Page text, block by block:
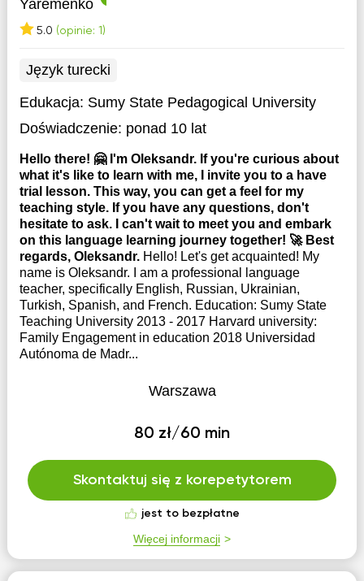
Yaremenko
5.0 (opinie: 1)
Język turecki
Edukacja: Sumy State Pedagogical University
Doświadczenie: ponad 10 lat
Hello there! 🤗 I'm Oleksandr. If you're curious about
what it's like to learn with me, I invite you to a have
trial lesson. This way, you can get a feel for my
teaching style. If you have any questions, don't
hesitate to ask. I can't wait to meet you and embark
on this language learning journey together! 🚀 Best
regards, Oleksandr. Hello! Let's get acquainted! My
name is Oleksandr. I am a professional language
teacher, specifically English, Russian, Ukrainian,
Turkish, Spanish, and French. Education: Sumy State
Teaching University 2013 - 2017 Harvard university:
Family Engagement in education 2018 Universidad
Autónoma de Madr...
Warszawa
80 zł/60 min
Skontaktuj się z korepetytorem
jest to bezpłatne
Więcej informacji